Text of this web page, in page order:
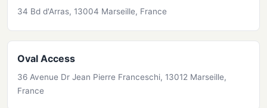
34 Bd d'Arras, 13004 Marseille, France
Oval Access
36 Avenue Dr Jean Pierre Franceschi, 13012 Marseille,
France